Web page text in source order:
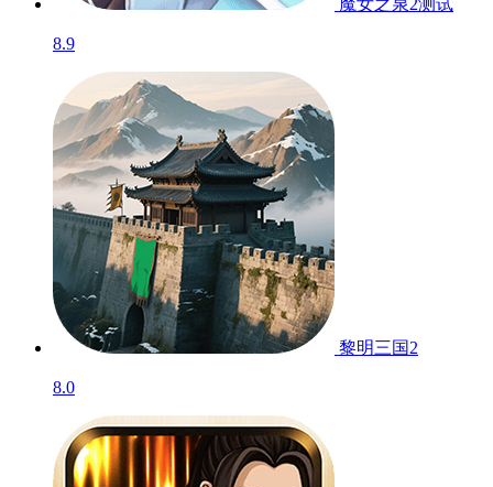
魔女之泉2测试
8.9
黎明三国2
8.0